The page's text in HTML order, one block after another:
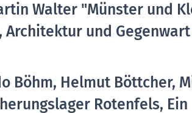
Walter "Münster und
Architektur und
Böhm, Helmut Böttcher,
Rotenfels,